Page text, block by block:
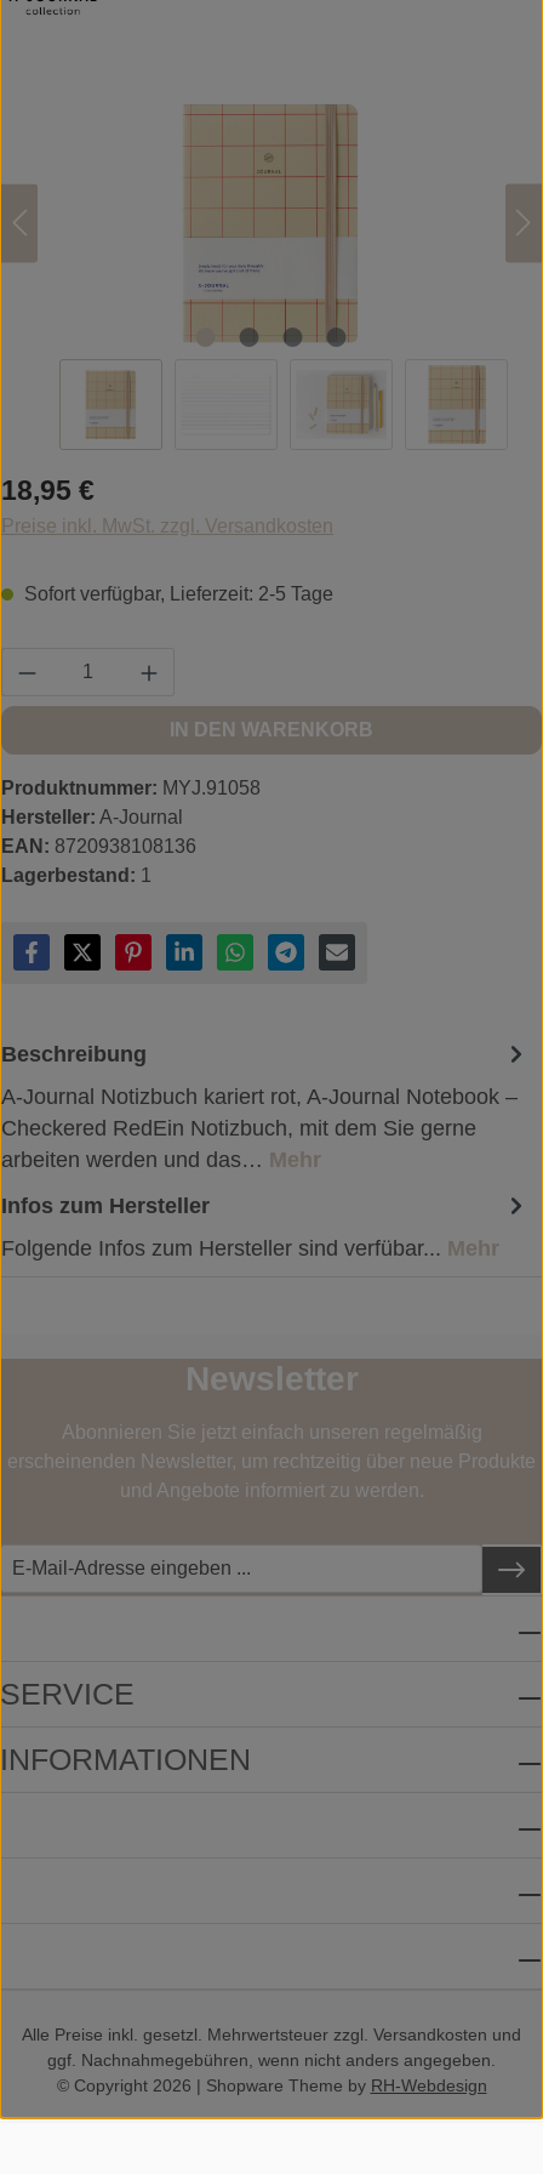
Regulärer Preis:
18,95 €
Preise inkl. MwSt. zzgl. Versandkosten
Sofort verfügbar, Lieferzeit: 2-5 Tage
Produkt Anzahl: Gib den gewünschten Wert
IN DEN WARENKORB
Produktnummer: MYJ.91058
Hersteller: A-Journal
EAN: 8720938108136
Lagerbestand: 1
Beschreibung
A-Journal Notizbuch kariert rot, A-Journal Notebook –
Checkered RedEin Notizbuch, mit dem Sie gerne
arbeiten werden und das… Mehr
Infos zum Hersteller
Folgende Infos zum Hersteller sind verfübar... Mehr
Newsletter
Abonnieren Sie jetzt einfach unseren regelmäßig
erscheinenden Newsletter, um rechtzeitig über neue Produkte
und Angebote informiert zu werden.
SERVICE
INFORMATIONEN
Alle Preise inkl. gesetzl. Mehrwertsteuer zzgl. Versandkosten und
ggf. Nachnahmegebühren, wenn nicht anders angegeben.
© Copyright 2026 | Shopware Theme by RH-Webdesign